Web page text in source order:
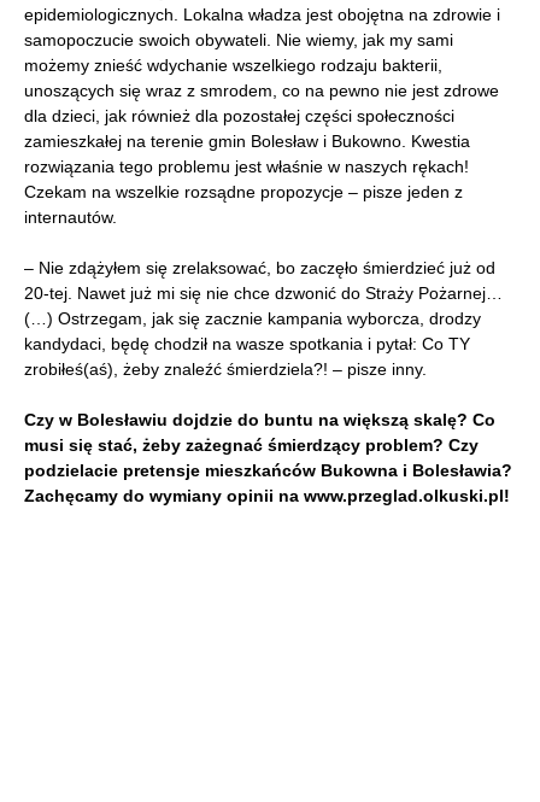
epidemiologicznych. Lokalna władza jest obojętna na zdrowie i
samopoczucie swoich obywateli. Nie wiemy, jak my sami
możemy znieść wdychanie wszelkiego rodzaju bakterii,
unoszących się wraz z smrodem, co na pewno nie jest zdrowe
dla dzieci, jak również dla pozostałej części społeczności
zamieszkałej na terenie gmin Bolesław i Bukowno. Kwestia
rozwiązania tego problemu jest właśnie w naszych rękach!
Czekam na wszelkie rozsądne propozycje – pisze jeden z
internautów.
– Nie zdążyłem się zrelaksować, bo zaczęło śmierdzieć już od
20-tej. Nawet już mi się nie chce dzwonić do Straży Pożarnej…
(…) Ostrzegam, jak się zacznie kampania wyborcza, drodzy
kandydaci, będę chodził na wasze spotkania i pytał: Co TY
zrobiłeś(aś), żeby znaleźć śmierdziela?! – pisze inny.
Czy w Bolesławiu dojdzie do buntu na większą skalę? Co
musi się stać, żeby zażegnać śmierdzący problem? Czy
podzielacie pretensje mieszkańców Bukowna i Bolesławia?
Zachęcamy do wymiany opinii na www.przeglad.olkuski.pl!